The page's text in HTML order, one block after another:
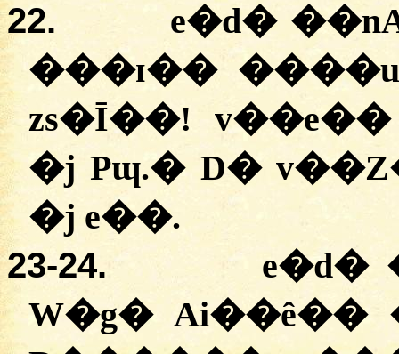
22.
e�d�
���ɪ��
zs�Ī��!
�j Pɰ.�D�
�j e��.
23-24.
e�d�
W�g�